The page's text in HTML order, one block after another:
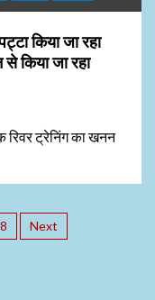
किया जा रहा
किया जा रहा
रिवर ट्रेनिंग का खनन
8 Next